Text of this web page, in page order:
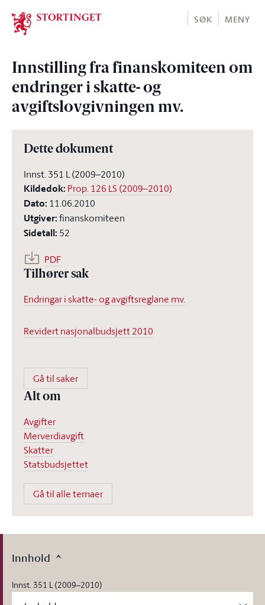
Stortinget.no
SØK MENY
Innstilling fra finanskomiteen om
endringer i skatte- og
avgiftslovgivningen mv.
Dette dokument
Innst. 351 L (2009–2010)
Kildedok: Prop. 126 LS (2009–2010)
Dato: 11.06.2010
Utgiver:finanskomiteen
Sidetall: 52
PDF
Tilhører sak
Endringar i skatte- og avgiftsreglane mv.
Revidert nasjonalbudsjett 2010
Gå til saker
Alt om
Avgifter
Merverdiavgift
Skatter
Statsbudsjettet
Gå til alle temaer
Innhold
Innst. 351 L (2009–2010)